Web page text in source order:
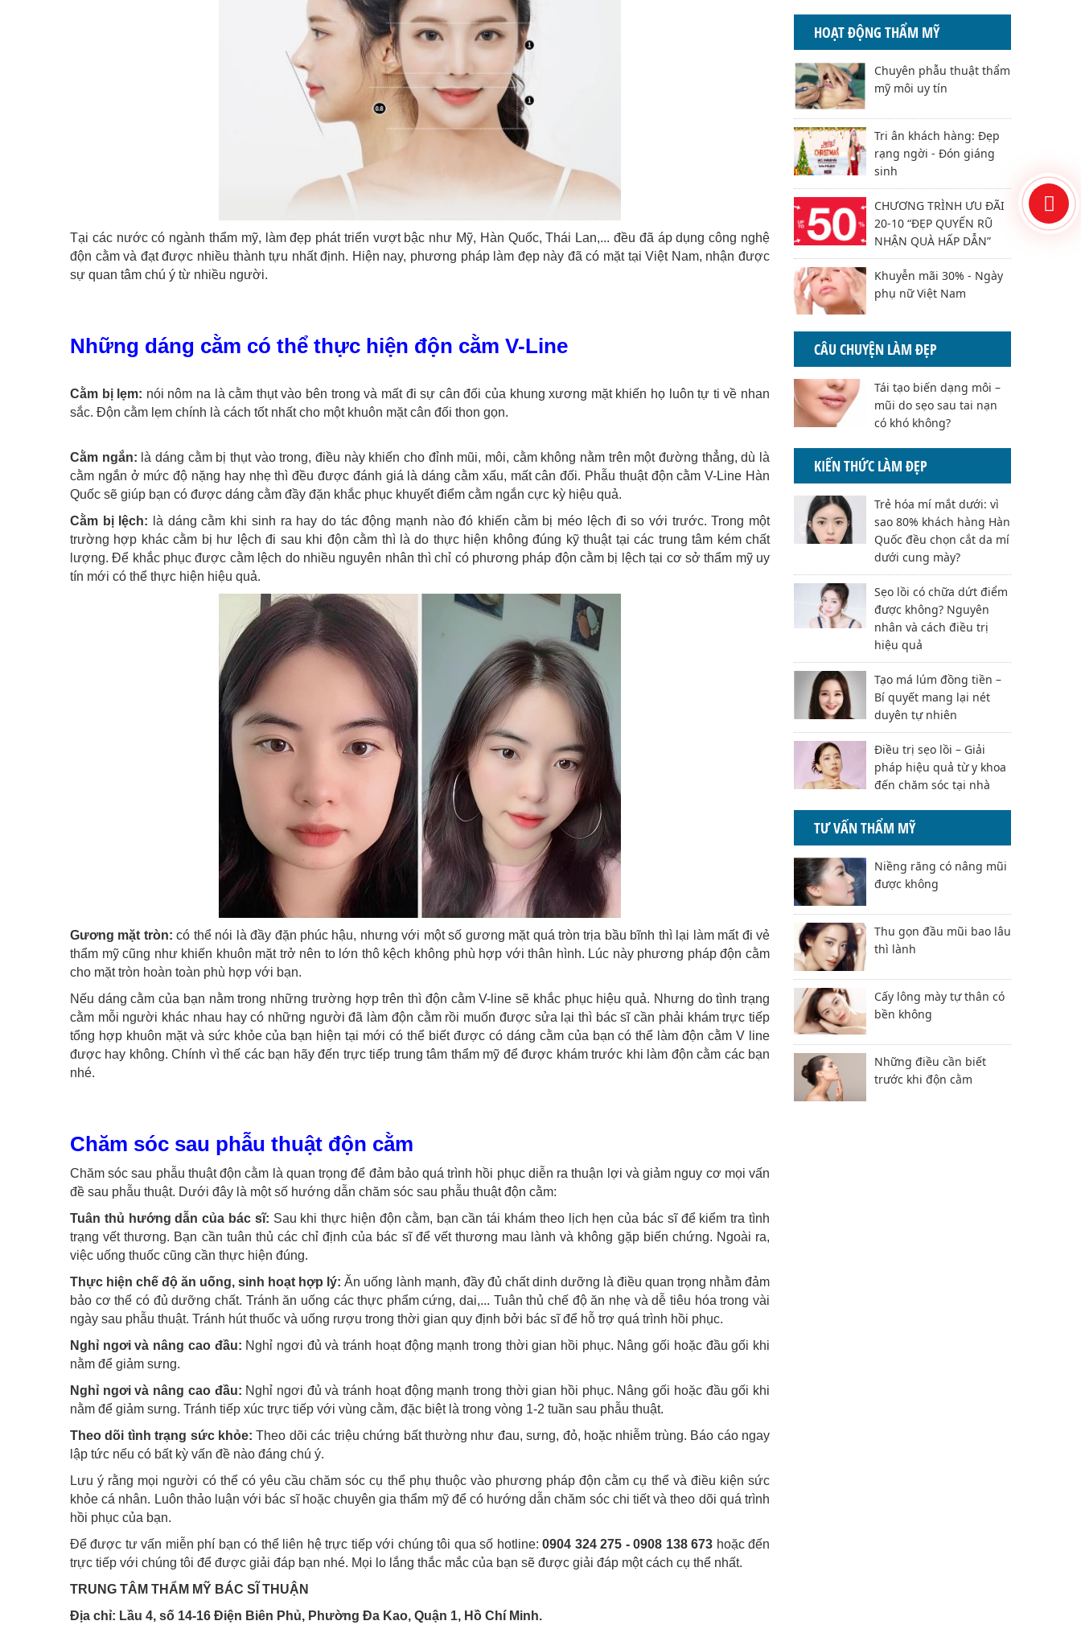
Tại các nước có ngành thẩm mỹ, làm đẹp phát triển vượt bậc như Mỹ, Hàn Quốc, Thái Lan,... đều đã áp dụng công nghệ
độn cằm và đạt được nhiều thành tựu nhất định. Hiện nay, phương pháp làm đẹp này đã có mặt tại Việt Nam, nhận được
sự quan tâm chú ý từ nhiều người.
Những dáng cằm có thể thực hiện độn cằm V-Line
Cằm bị lẹm: nói nôm na là cằm thụt vào bên trong và mất đi sự cân đối của khung xương mặt khiến họ luôn tự ti về nhan
sắc. Độn cằm lẹm chính là cách tốt nhất cho một khuôn mặt cân đối thon gọn.
Cằm ngắn: là dáng cằm bị thụt vào trong, điều này khiến cho đỉnh mũi, môi, cằm không nằm trên một đường thẳng, dù là
cằm ngắn ở mức độ nặng hay nhẹ thì đều được đánh giá là dáng cằm xấu, mất cân đối. Phẫu thuật độn cằm V-Line Hàn
Quốc sẽ giúp bạn có được dáng cằm đầy đặn khắc phục khuyết điểm cằm ngắn cực kỳ hiệu quả.
Cằm bị lệch:
là dáng cằm khi sinh ra hay do tác động mạnh nào đó khiến cằm bị méo lệch đi so với trước. Trong một
trường hợp khác cằm bị hư lệch đi sau khi độn cằm thì là do thực hiện không đúng kỹ thuật tại các trung tâm kém chất
lượng. Để khắc phục được cằm lệch do nhiều nguyên nhân thì chỉ có phương pháp độn cằm bị lệch tại cơ sở thẩm mỹ uy
tín mới có thể thực hiện hiệu quả.
Gương mặt tròn: có thể nói là đầy đặn phúc hậu, nhưng với một số gương mặt quá tròn trịa bầu bĩnh thì lại làm mất đi vẻ
thẩm mỹ cũng như khiến khuôn mặt trở nên to lớn thô kệch không phù hợp với thân hình. Lúc này phương pháp độn cằm
cho mặt tròn hoàn toàn phù hợp với bạn.
Nếu dáng cằm của bạn nằm trong những trường hợp trên thì độn cằm V-line sẽ khắc phục hiệu quả. Nhưng do tình trạng
cằm mỗi người khác nhau hay có những người đã làm độn cằm rồi muốn được sửa lại thì bác sĩ cần phải khám trực tiếp
tổng hợp khuôn mặt và sức khỏe của bạn hiện tại mới có thể biết được có dáng cằm của bạn có thể làm độn cằm V line
được hay không. Chính vì thế các bạn hãy đến trực tiếp trung tâm thẩm mỹ để được khám trước khi làm độn cằm các bạn
nhé.
Chăm sóc sau phẫu thuật độn cằm
Chăm sóc sau phẫu thuật độn cằm là quan trọng để đảm bảo quá trình hồi phục diễn ra thuận lợi và giảm nguy cơ mọi vấn
đề sau phẫu thuật. Dưới đây là một số hướng dẫn chăm sóc sau phẫu thuật độn cằm:
Tuân thủ hướng dẫn của bác sĩ: Sau khi thực hiện độn cằm, bạn cần tái khám theo lịch hẹn của bác sĩ để kiểm tra tình
trạng vết thương. Bạn cần tuân thủ các chỉ định của bác sĩ để vết thương mau lành và không gặp biến chứng. Ngoài ra,
việc uống thuốc cũng cần thực hiện đúng.
Thực hiện chế độ ăn uống, sinh hoạt hợp lý:Ăn uống lành mạnh, đầy đủ chất dinh dưỡng là điều quan trọng nhằm đảm
bảo cơ thể có đủ dưỡng chất. Tránh ăn uống các thực phẩm cứng, dai,... Tuân thủ chế độ ăn nhẹ và dễ tiêu hóa trong vài
ngày sau phẫu thuật. Tránh hút thuốc và uống rượu trong thời gian quy định bởi bác sĩ để hỗ trợ quá trình hồi phục.
Nghỉ ngơi và nâng cao đầu: Nghỉ ngơi đủ và tránh hoạt động mạnh trong thời gian hồi phục. Nâng gối hoặc đầu gối khi
nằm để giảm sưng.
Nghỉ ngơi và nâng cao đầu: Nghỉ ngơi đủ và tránh hoạt động mạnh trong thời gian hồi phục. Nâng gối hoặc đầu gối khi
nằm để giảm sưng. Tránh tiếp xúc trực tiếp với vùng cằm, đặc biệt là trong vòng 1-2 tuần sau phẫu thuật.
Theo dõi tình trạng sức khỏe:Theo dõi các triệu chứng bất thường như đau, sưng, đỏ, hoặc nhiễm trùng. Báo cáo ngay
lập tức nếu có bất kỳ vấn đề nào đáng chú ý.
Lưu ý rằng mọi người có thể có yêu cầu chăm sóc cụ thể phụ thuộc vào phương pháp độn cằm cụ thể và điều kiện sức
khỏe cá nhân. Luôn thảo luận với bác sĩ hoặc chuyên gia thẩm mỹ để có hướng dẫn chăm sóc chi tiết và theo dõi quá trình
hồi phục của bạn.
Để được tư vấn miễn phí bạn có thể liên hệ trực tiếp với chúng tôi qua số hotline:0904 324 275 - 0908 138 673 hoặc đến
trực tiếp với chúng tôi để được giải đáp bạn nhé. Mọi lo lắng thắc mắc của bạn sẽ được giải đáp một cách cụ thể nhất.
TRUNG TÂM THẨM MỸ BÁC SĨ THUẬN
Địa chỉ: Lầu 4, số 14-16 Điện Biên Phủ, Phường Đa Kao, Quận 1, Hồ Chí Minh.
HOẠT ĐỘNG THẨM MỸ
Chuyên phẫu thuật thẩm
mỹ môi uy tín
Tri ân khách hàng: Đẹp
rạng ngời - Đón giáng
sinh
CHƯƠNG TRÌNH ƯU ĐÃI
20-10 “ĐẸP QUYẾN RŨ
NHẬN QUÀ HẤP DẪN”
Khuyễn mãi 30% - Ngày
phụ nữ Việt Nam
CÂU CHUYỆN LÀM ĐẸP
Tái tạo biến dạng môi –
mũi do sẹo sau tai nạn
có khó không?
KIẾN THỨC LÀM ĐẸP
Trẻ hóa mí mắt dưới: vì
sao 80% khách hàng Hàn
Quốc đều chọn cắt da mí
dưới cung mày?
Sẹo lồi có chữa dứt điểm
được không? Nguyên
nhân và cách điều trị
hiệu quả
Tạo má lúm đồng tiền –
Bí quyết mang lại nét
duyên tự nhiên
Điều trị sẹo lồi – Giải
pháp hiệu quả từ y khoa
đến chăm sóc tại nhà
TƯ VẤN THẨM MỸ
Niềng răng có nâng mũi
được không
Thu gọn đầu mũi bao lâu
thì lành
Cấy lông mày tự thân có
bền không
Những điều cần biết
trước khi độn cằm